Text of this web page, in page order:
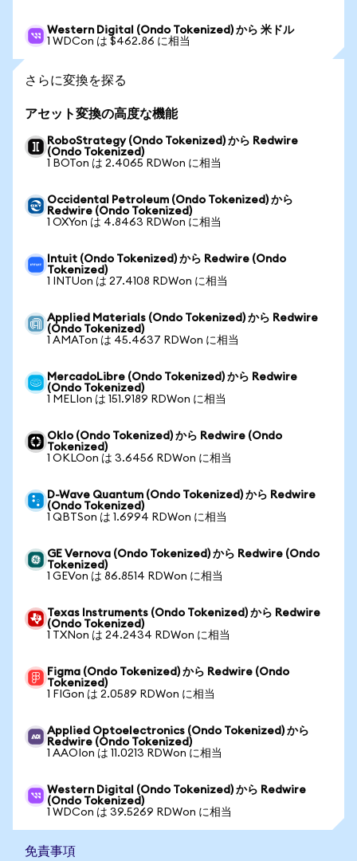
Western Digital (Ondo Tokenized) から 米ドル
1 WDCon は $462.86 に相当
さらに変換を探る
アセット変換の高度な機能
RoboStrategy (Ondo Tokenized) から Redwire
(Ondo Tokenized)
1 BOTon は 2.4065 RDWon に相当
Occidental Petroleum (Ondo Tokenized) から
Redwire (Ondo Tokenized)
1 OXYon は 4.8463 RDWon に相当
Intuit (Ondo Tokenized) から Redwire (Ondo
Tokenized)
1 INTUon は 27.4108 RDWon に相当
Applied Materials (Ondo Tokenized) から Redwire
(Ondo Tokenized)
1 AMATon は 45.4637 RDWon に相当
MercadoLibre (Ondo Tokenized) から Redwire
(Ondo Tokenized)
1 MELIon は 151.9189 RDWon に相当
Oklo (Ondo Tokenized) から Redwire (Ondo
Tokenized)
1 OKLOon は 3.6456 RDWon に相当
D-Wave Quantum (Ondo Tokenized) から Redwire
(Ondo Tokenized)
1 QBTSon は 1.6994 RDWon に相当
GE Vernova (Ondo Tokenized) から Redwire (Ondo
Tokenized)
1 GEVon は 86.8514 RDWon に相当
Texas Instruments (Ondo Tokenized) から Redwire
(Ondo Tokenized)
1 TXNon は 24.2434 RDWon に相当
Figma (Ondo Tokenized) から Redwire (Ondo
Tokenized)
1 FIGon は 2.0589 RDWon に相当
Applied Optoelectronics (Ondo Tokenized) から
Redwire (Ondo Tokenized)
1 AAOIon は 11.0213 RDWon に相当
Western Digital (Ondo Tokenized) から Redwire
(Ondo Tokenized)
1 WDCon は 39.5269 RDWon に相当
免責事項